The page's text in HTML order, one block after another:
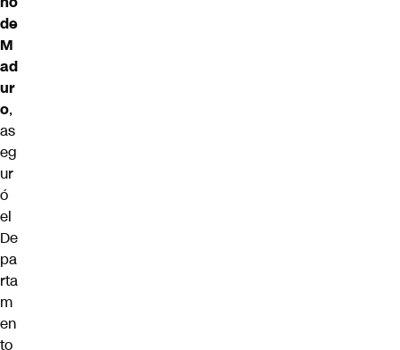
de
M
ad
ur
o,
as
eg
ur
ó
el
De
pa
rta
m
en
to